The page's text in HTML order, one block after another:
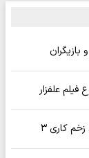
علفزار
کاری ۳